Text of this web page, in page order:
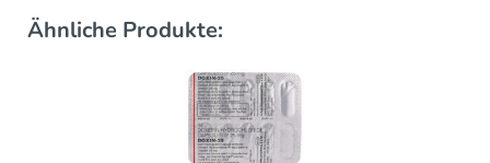
Ähnliche Produkte: